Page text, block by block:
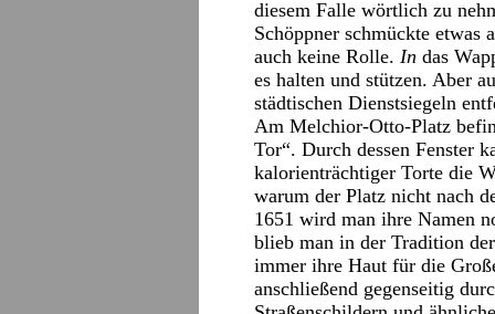
diesem Falle wörtlich zu
Schöppner schmückte etwas
auch keine Rolle. In das
es halten und stützen. Aber
städtischen Dienstsiegeln
Am Melchior-Otto-Platz
Tor“. Durch dessen Fenster
kalorienträchtiger Torte die
warum der Platz nicht nach
1651 wird man ihre Namen
blieb man in der Tradition
immer ihre Haut für die
anschließend gegenseitig